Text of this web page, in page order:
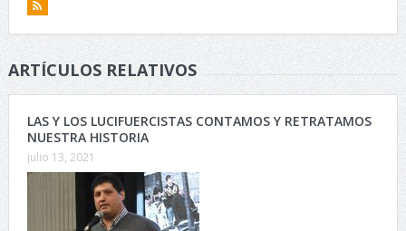
ARTÍCULOS RELATIVOS
LAS Y LOS LUCIFUERCISTAS CONTAMOS Y RETRATAMOS
NUESTRA HISTORIA
julio 13, 2021